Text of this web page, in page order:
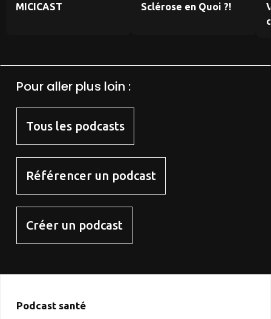
MICICAST Sclérose en Quoi ?!
Pour aller plus loin :
Tous les podcasts
Référencer un podcast
Créer un podcast
Podcast santé